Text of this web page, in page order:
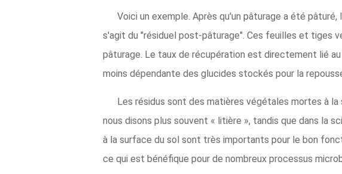
Voici un exemple. Après qu'un pâturage a été
s'agit du "résiduel post-pâturage". Ces feuilles et tiges
pâturage. Le taux de récupération est directement lié
moins dépendante des glucides stockés pour la
Les résidus sont des matières végétales mortes à
nous disons plus souvent « litière », tandis que dans la
à la surface du sol sont très importants pour le bon
ce qui est bénéfique pour de nombreux processus